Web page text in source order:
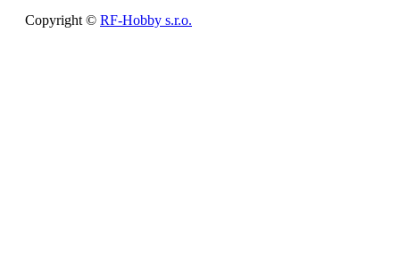
Copyright © RF-Hobby s.r.o.